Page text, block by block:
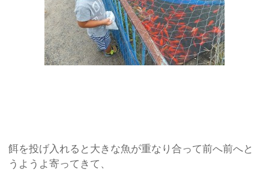
餌を投げ入れると大きな魚が重なり合って前へ前へと
うようよ寄ってきて、